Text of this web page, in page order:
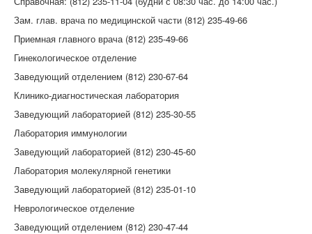
Зам. глав. врача по медицинской части (812) 235-49-66
Приемная главного врача (812) 235-49-66
Гинекологическое отделение
Заведующий отделением (812) 230-67-64
Клинико-диагностическая лаборатория
Заведующий лабораторией (812) 235-30-55
Лаборатория иммунологии
Заведующий лабораторией (812) 230-45-60
Лаборатория молекулярной генетики
Заведующий лабораторией (812) 235-01-10
Неврологическое отделение
Заведующий отделением (812) 230-47-44